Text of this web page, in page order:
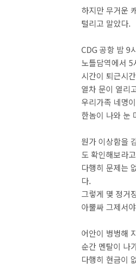
하지만 무거운
털리고 말았다.
CDG 공항 밤 9
노틀담역에서 5
시간이 퇴근시
열차 문이 열리
우리가족 네명
한놈이 나와 눈
뭔가 이상함을
도 확인해보라
다행히 문제는
다.
그렇게 몇 정거
아뿔싸 그제서
어안이 벙벙해
순간 멘탈이 나
다행히 현금이